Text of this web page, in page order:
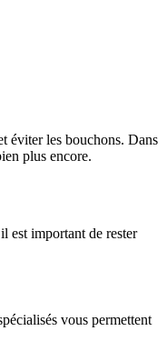
éviter les bouchons. Dans
plus encore.
est important de rester
vous permettent